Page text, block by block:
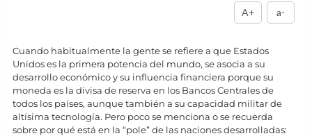
A+ a-
Cuando habitualmente la gente se refiere a que Estados
Unidos es la primera potencia del mundo, se asocia a su
desarrollo económico y su influencia financiera porque su
moneda es la divisa de reserva en los Bancos Centrales de
todos los países, aunque también a su capacidad militar de
altísima tecnología. Pero poco se menciona o se recuerda
sobre por qué está en la “pole” de las naciones desarrolladas: